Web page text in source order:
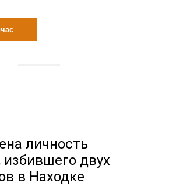
личность
двух
в Находке